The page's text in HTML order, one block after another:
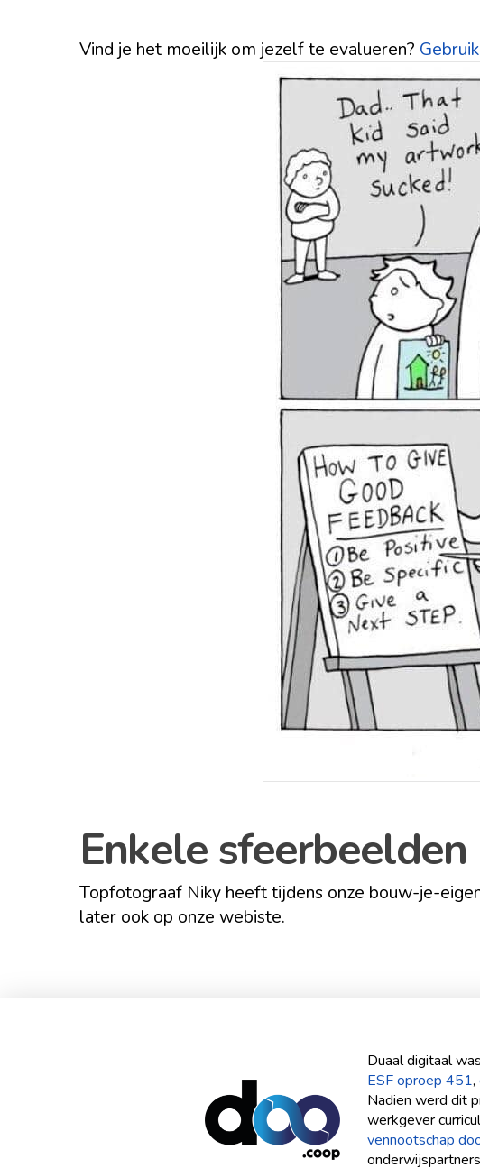
Vind je het moeilijk om jezelf te evalueren?
Enkele sfeerbeelden
Topfotograaf Niky heeft tijdens onze bouw-je-
later ook op onze webiste.
Duaal digitaal
ESF oproep 451,
Nadien werd dit
werkgever
vennootschap